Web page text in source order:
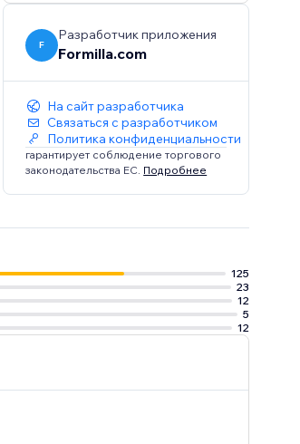
F
Разработчик приложения
Formilla.com
На сайт разработчика
Связаться с разработчиком
Политика конфиденциальности
гарантирует соблюдение торгового
законодательства ЕС. Подробнее
125
23
12
5
12